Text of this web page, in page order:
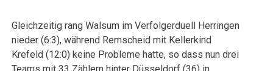
Gleichzeitig rang Walsum im Verfolgerduell Herringen
nieder (6:3), während Remscheid mit Kellerkind
Krefeld (12:0) keine Probleme hatte, so dass nun drei